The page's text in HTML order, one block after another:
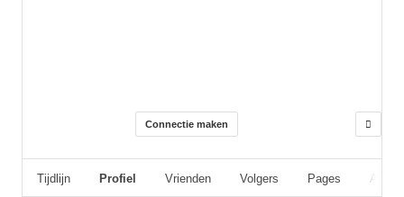
Connectie maken
Tijdlijn Profiel Vrienden Volgers Pages